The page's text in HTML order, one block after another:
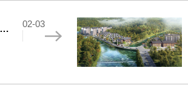
02-03